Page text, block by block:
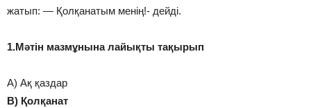
жатып: — Қолқанатым менің!- дейді.
1.Мәтін мазмұнына лайықты тақырып
A) Ақ қаздар
B) Қолқанат